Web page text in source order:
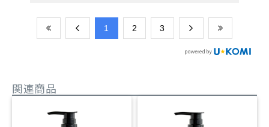
​1 ​2 ​3
関連商品